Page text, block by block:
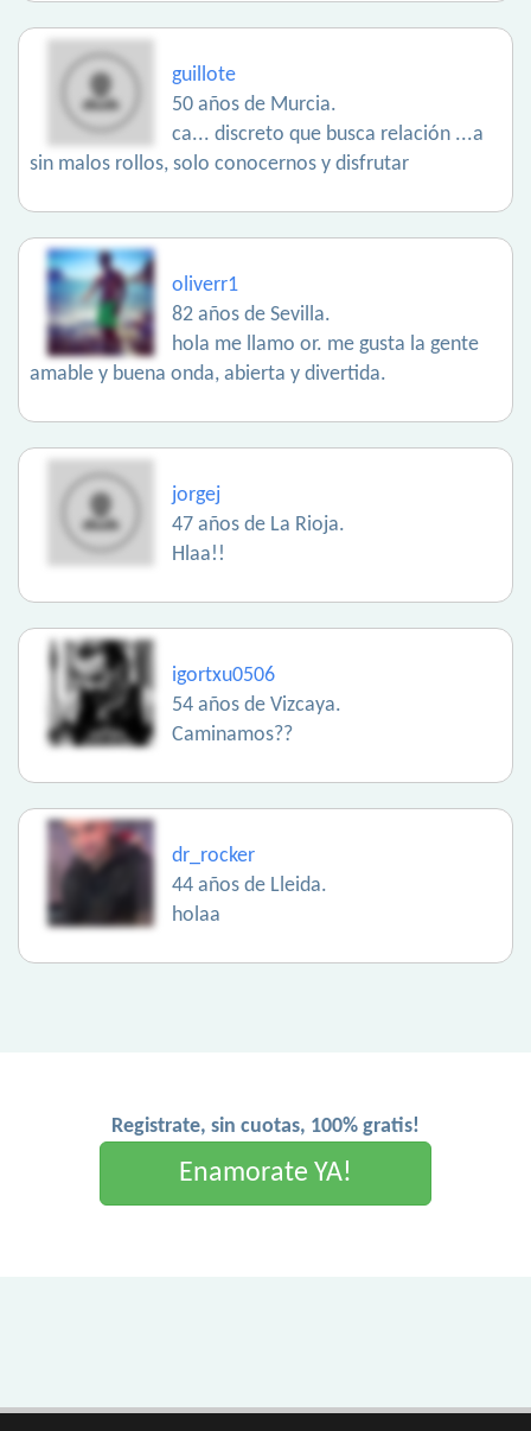
guillote
50 años de Murcia.
ca... discreto que busca relación ...a
sin malos rollos, solo conocernos y disfrutar
oliverr1
82 años de Sevilla.
hola me llamo or. me gusta la gente
amable y buena onda, abierta y divertida.
jorgej
47 años de La Rioja.
Hlaa!!
igortxu0506
54 años de Vizcaya.
Caminamos??
dr_rocker
44 años de Lleida.
holaa
Registrate, sin cuotas, 100% gratis!
Enamorate YA!